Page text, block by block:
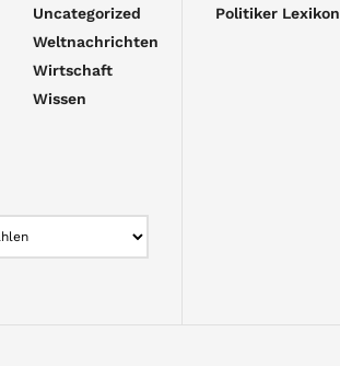
Uncategorized
Weltnachrichten
Wirtschaft
Wissen
Politiker Lexikon